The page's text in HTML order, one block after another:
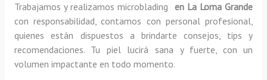
Trabajamos y realizamos microblading en La Loma Grande
con responsabilidad, contamos con personal profesional,
quienes están dispuestos a brindarte consejos, tips y
recomendaciones. Tu piel lucirá sana y fuerte, con un
volumen impactante en todo momento.